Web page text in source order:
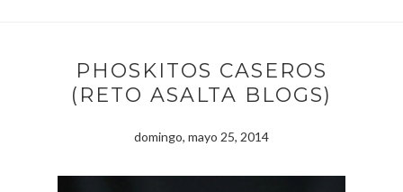
PHOSKITOS CASEROS
(RETO ASALTA BLOGS)
domingo, mayo 25, 2014